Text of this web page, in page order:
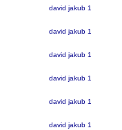
david jakub 1
david jakub 1
david jakub 1
david jakub 1
david jakub 1
david jakub 1